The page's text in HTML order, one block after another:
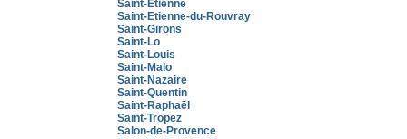
Saint-Etienne
Saint-Etienne-du-Rouvray
Saint-Girons
Saint-Lo
Saint-Louis
Saint-Malo
Saint-Nazaire
Saint-Quentin
Saint-Raphaël
Saint-Tropez
Salon-de-Provence